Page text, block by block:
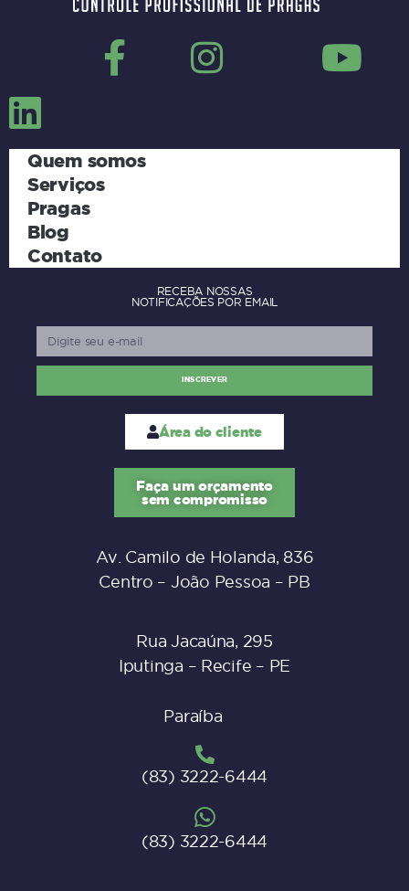
Quem somos
Serviços
Pragas
Blog
Contato
RECEBA NOSSAS
NOTIFICAÇÕES POR EMAIL
INSCREVER
Área do cliente
Faça um orçamento
sem compromisso
Av. Camilo de Holanda, 836
Centro – João Pessoa – PB
Rua Jacaúna, 295
Iputinga – Recife – PE
Paraíba
(83) 3222-6444
(83) 3222-6444